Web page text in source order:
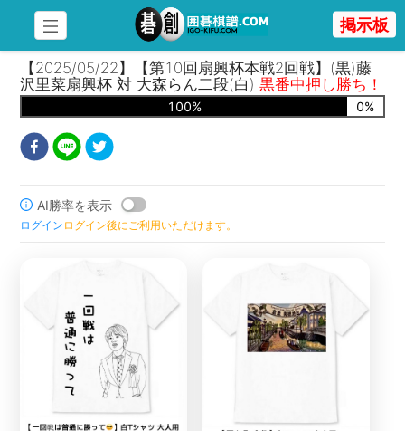
掲示板
【2025/05/22】【第10回扇興杯本戦2回戦】(黒)藤
沢里菜扇興杯 対 大森らん二段(白)黒番中押し勝ち！
100% 0%
AI勝率を表示
ログイン ログイン後にご利用いただけます。